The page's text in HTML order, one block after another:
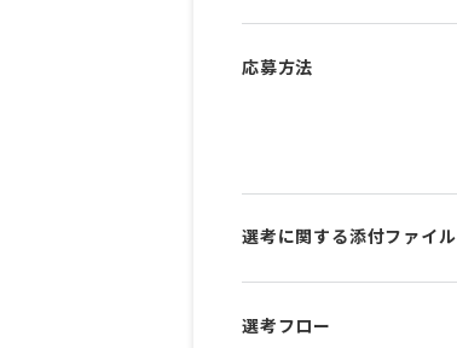
応募方法
選考に関する添付ファイル
選考フロー